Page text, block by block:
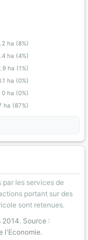
ha (8%)
ha (4%)
ha (1%)
ha (0%)
0 ha (0%)
ha (87%)
par les services de
portant sur des
sont retenues.
2014. Source :
l'Economie.